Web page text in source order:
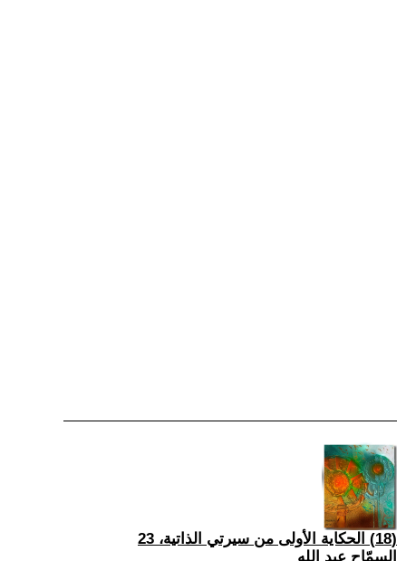
(18) الحكاية الأولى من سيرتي الذاتية، 23
السمّاح عبد الله